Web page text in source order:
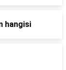
hangisi